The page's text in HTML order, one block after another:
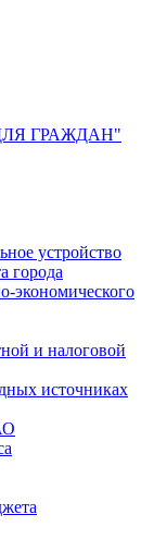
ГРАЖДАН"
устройство
города
экономического
и налоговой
источниках